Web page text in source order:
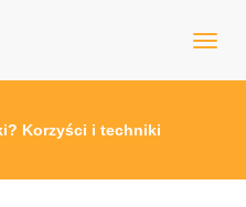
Korzyści i techniki